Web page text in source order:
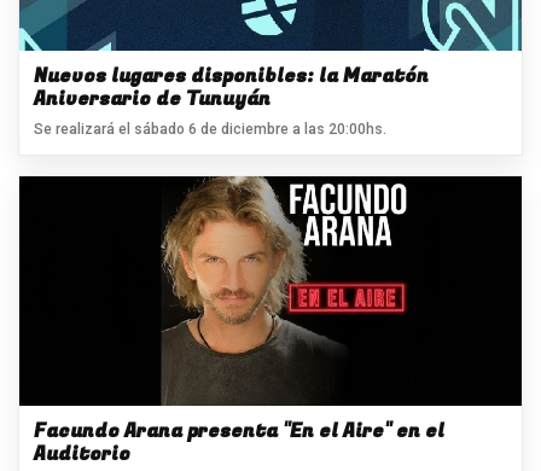
Nuevos lugares disponibles: la Maratón
Aniversario de Tunuyán
Se realizará el sábado 6 de diciembre a las 20:00hs.
Facundo Arana presenta "En el Aire" en el
Auditorio